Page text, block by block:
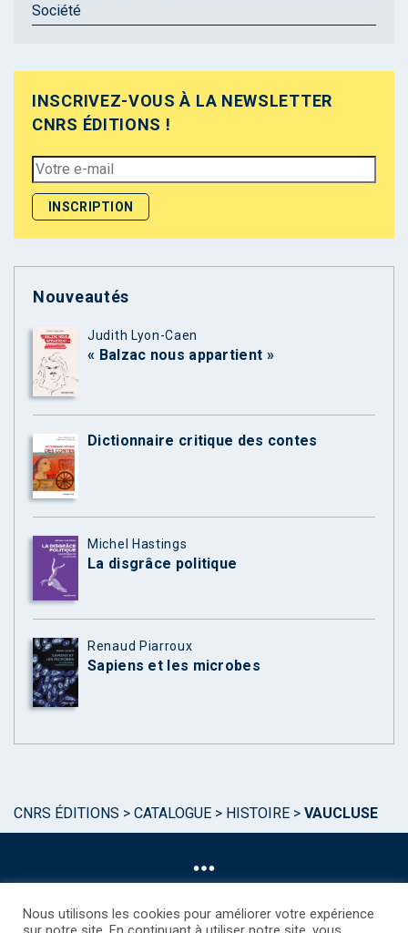
Société
INSCRIVEZ-VOUS À LA NEWSLETTER
CNRS ÉDITIONS !
Nouveautés
Judith Lyon-Caen
« Balzac nous appartient »
Dictionnaire critique des contes
Michel Hastings
La disgrâce politique
Renaud Piarroux
Sapiens et les microbes
CNRS ÉDITIONS > CATALOGUE > HISTOIRE > VAUCLUSE
Nous utilisons les cookies pour améliorer votre expérience